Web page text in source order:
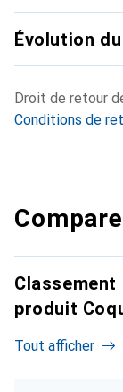
Évolution
Droit de retour
Conditions de
Classement
produit
Tout afficher